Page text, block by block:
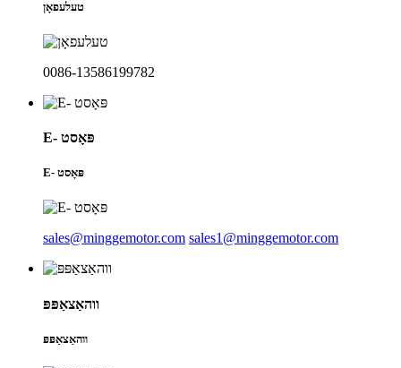
טעלעפאָן
0086-13586199782
E- פּאָסט
E- פּאָסט
sales@minggemotor.com sales1@minggemotor.com
ווהאַצאַפּפּ
ווהאַצאַפּפּ